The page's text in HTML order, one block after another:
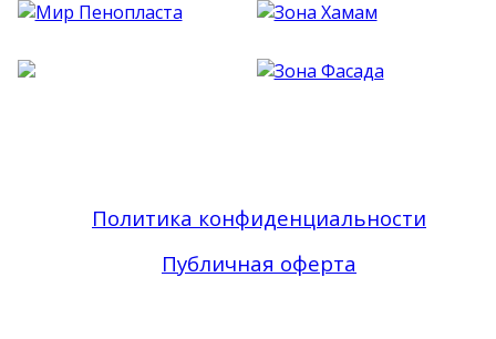
Политика конфиденциальности
Публичная оферта